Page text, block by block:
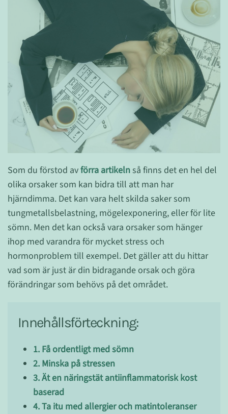
Som du förstod avförra artikelnså finns det en hel del
olika orsaker som kan bidra till att man har
hjärndimma. Det kan vara helt skilda saker som
tungmetallsbelastning, mögelexponering, eller för lite
sömn. Men det kan också vara orsaker som hänger
ihop med varandra för mycket stress och
hormonproblem till exempel. Det gäller att du hittar
vad som är just är din bidragande orsak och göra
förändringar som behövs på det området.
Innehållsförteckning:
1. Få ordentligt med sömn
2. Minska på stressen
3. Ät en näringstät antiinflammatorisk kost
baserad
4. Ta itu med allergier och matintoleranser